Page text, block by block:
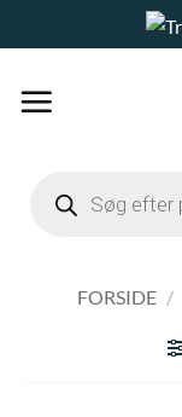
til
search
FORSIDE /